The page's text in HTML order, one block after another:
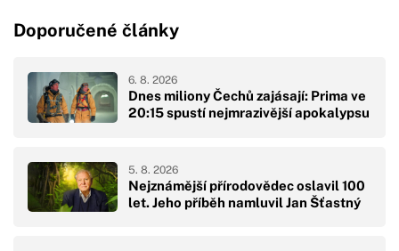
Doporučené články
Dnes miliony Čechů zajásají: Prima ve
20:15 spustí nejmrazivější apokalypsu
6. 8. 2026
Nejznámější přírodovědec oslavil 100
let. Jeho příběh namluvil Jan Šťastný
5. 8. 2026